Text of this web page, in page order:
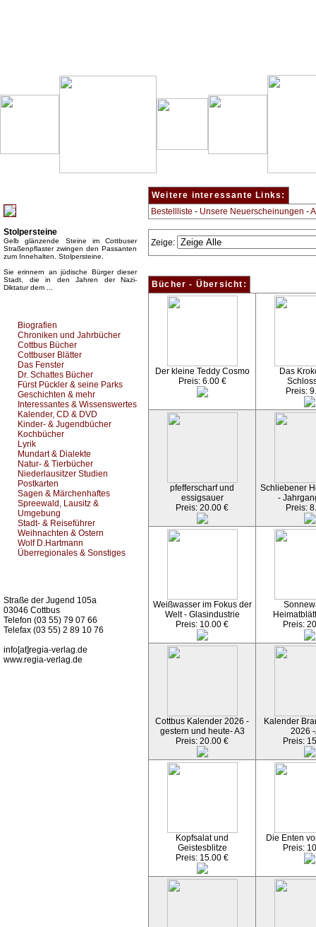
Stolpersteine
Gelb glänzende Steine im Cottbuser
Straßenpflaster zwingen den Passanten
zum Innehalten. Stolpersteine.
Sie erinnern an jüdische Bürger dieser
Stadt, die in den Jahren der Nazi-
Diktatur dem ...
Biografien
Chroniken und Jahrbücher
Cottbus Bücher
Cottbuser Blätter
Das Fenster
Dr. Schattes Bücher
Fürst Pückler & seine Parks
Geschichten & mehr
Interessantes & Wissenswertes
Kalender, CD & DVD
Kinder- & Jugendbücher
Kochbücher
Lyrik
Mundart & Dialekte
Natur- & Tierbücher
Niederlausitzer Studien
Postkarten
Sagen & Märchenhaftes
Spreewald, Lausitz &
Umgebung
Stadt- & Reiseführer
Weihnachten & Ostern
Wolf D.Hartmann
Überregionales & Sonstiges
Straße der Jugend 105a
03046 Cottbus
Telefon (03 55) 79 07 66
Telefax (03 55) 2 89 10 76
info[at]regia-verlag.de
www.regia-verlag.de
Weitere interessante Links:
Bestellliste - Unsere Neuerscheinungen -
Zeige:
Bücher - Übersicht:
Der kleine Teddy Cosmo
Preis: 6.00 €
Das
Preis:
pfefferscharf und
essigsauer
Preis: 20.00 €
Schliebener
-
Preis:
Weißwasser im Fokus der
Welt - Glasindustrie
Preis: 10.00 €
Preis:
Cottbus Kalender 2026 -
gestern und heute- A3
Preis: 20.00 €
Kalender
2026
Preis:
Kopfsalat und
Geistesblitze
Preis: 15.00 €
Die Enten
Preis: